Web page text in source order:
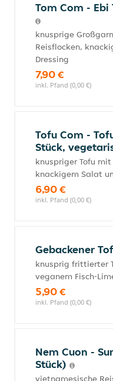
Tom Com -
knusprige
Reisflocken,
Dressing
7,90 €
inkl. Pfand (0,00 €)
Tofu Com -
Stück,
knuspriger Tofu
knackigem Salat
6,90 €
inkl. Pfand (0,00 €)
Gebackener
knusprig frittierter
veganem Fisch-
5,90 €
inkl. Pfand (0,00 €)
Nem Cuon -
Stück)
vietnamesische